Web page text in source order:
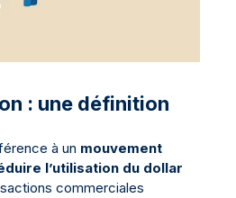
: une définition
à un mouvement
l’utilisation du dollar
commerciales